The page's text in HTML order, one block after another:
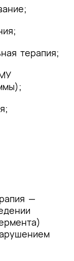
и
и
и
к
терапия;
—